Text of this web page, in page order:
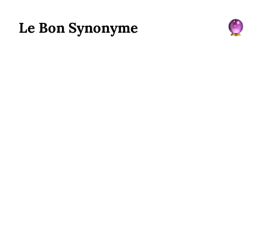
Le Bon Synonyme